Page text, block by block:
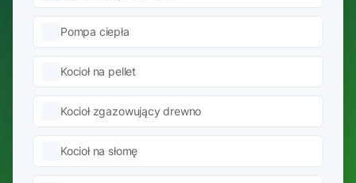
Pompa ciepła
Kocioł na pellet
Kocioł zgazowujący drewno
Kocioł na słomę